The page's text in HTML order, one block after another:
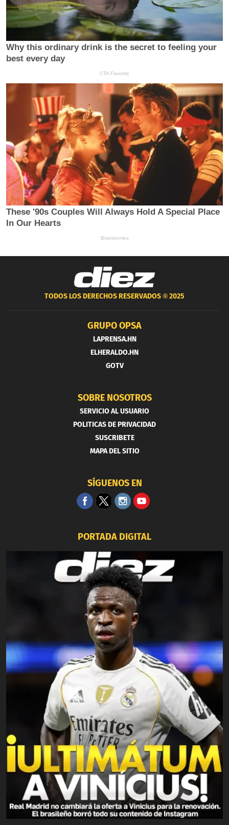
TODOS LOS DERECHOS RESERVADOS ®2025
GRUPO OPSA
LAPRENSA.HN
ELHERALDO.HN
GOTV
SOBRE NOSOTROS
SERVICIO AL USUARIO
POLITICAS DE PRIVACIDAD
SUSCRIBETE
MAPA DEL SITIO
SÍGUENOS EN
PORTADA DIGITAL